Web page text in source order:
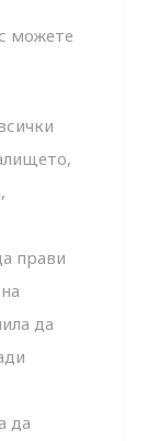
можете
прави
да
да